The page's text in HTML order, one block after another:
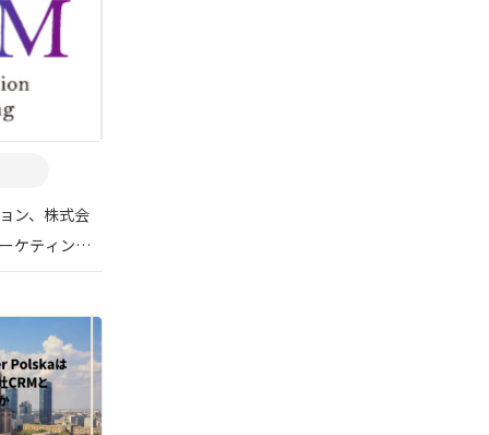
ン、株式会
ケティング